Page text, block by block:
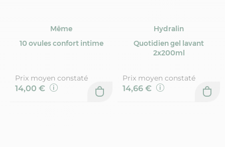
Même
10 ovules confort intime
Prix moyen constaté
14,00 €
Hydralin
Quotidien gel lavant
2x200ml
Prix moyen constaté
14,66 €